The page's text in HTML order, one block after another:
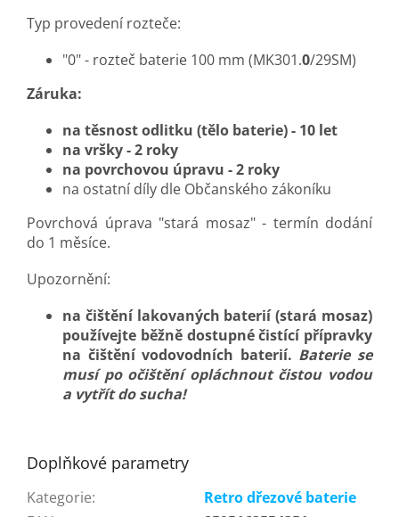
Typ provedení rozteče:
"0" - rozteč baterie 100 mm (MK301.0/29SM)
Záruka:
na těsnost odlitku (tělo baterie) - 10 let
na vršky - 2 roky
na povrchovou úpravu - 2 roky
na ostatní díly dle Občanského zákoníku
Povrchová úprava "stará mosaz" - termín dodání
do 1 měsíce.
Upozornění:
na čištění lakovaných baterií (stará mosaz)
používejte běžně dostupné čistící přípravky
na čištění vodovodních baterií. Baterie se
musí po očištění opláchnout čistou vodou
a vytřít do sucha!
Doplňkové parametry
Kategorie:
Retro dřezové baterie